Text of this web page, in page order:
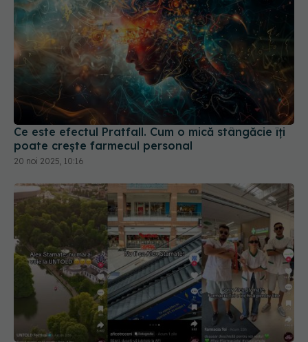
Ce este efectul Pratfall. Cum o mică stângăcie îți
poate crește farmecul personal
20 noi 2025, 10:16